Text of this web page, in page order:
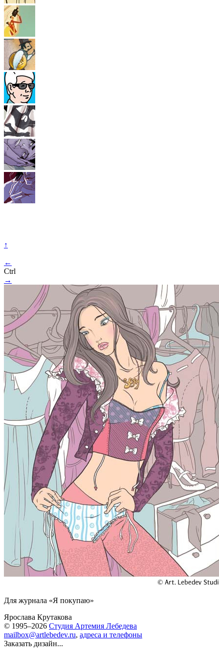
↑
←
Ctrl
→
Для журнала «Я покупаю»
Ярослава Крутакова
© 1995–2026 Студия Артемия Лебедева
mailbox@artlebedev.ru, адреса и телефоны
Заказать дизайн...